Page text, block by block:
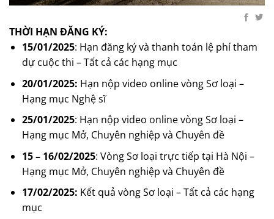
THỜI HẠN ĐĂNG KÝ:
15/01/2025: Hạn đăng ký và thanh toán lệ phí tham
dự cuộc thi – Tất cả các hạng mục
20/01/2025: Hạn nộp video online vòng Sơ loại –
Hạng mục Nghệ sĩ
25/01/2025: Hạn nộp video online vòng Sơ loại –
Hạng mục Mở, Chuyên nghiệp và Chuyên đề
15 – 16/02/2025: Vòng Sơ loại trực tiếp tại Hà Nội –
Hạng mục Mở, Chuyên nghiệp và Chuyên đề
17/02/2025: Kết quả vòng Sơ loại – Tất cả các hạng
mục